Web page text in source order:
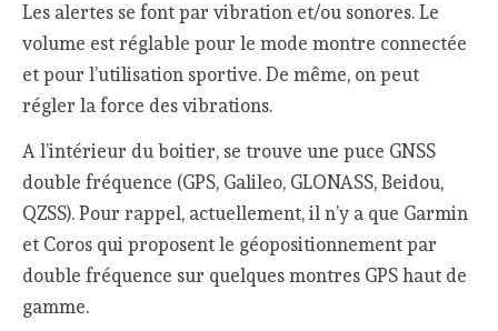
Les alertes se font par vibration et/ou sonores. Le
volume est réglable pour le mode montre connectée
et pour l’utilisation sportive. De même, on peut
régler la force des vibrations.
A l’intérieur du boitier, se trouve une puce GNSS
double fréquence (GPS, Galileo, GLONASS, Beidou,
QZSS). Pour rappel, actuellement, il n’y a que Garmin
et Coros qui proposent le géopositionnement par
double fréquence sur quelques montres GPS haut de
gamme.